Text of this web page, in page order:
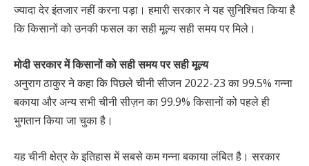
ज्यादा देर इंतजार नहीं करना पड़ा। हमारी सरकार ने यह सुनिश्चित किया है
कि किसानों को उनकी फसल का सही मूल्य सही समय पर मिले।
मोदी सरकार में किसानों को सही समय पर सही मूल्य
अनुराग ठाकुर ने कहा कि पिछले चीनी सीजन 2022-23 का 99.5% गन्ना
बकाया और अन्य सभी चीनी सीज़न का 99.9% किसानों को पहले ही
भुगतान किया जा चुका है।
यह चीनी क्षेत्र के इतिहास में सबसे कम गन्ना बकाया लंबित है। सरकार